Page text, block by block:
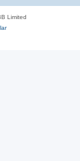
Limited